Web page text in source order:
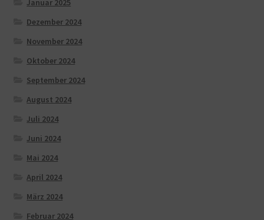
Januar 2025
Dezember 2024
November 2024
Oktober 2024
September 2024
August 2024
Juli 2024
Juni 2024
Mai 2024
April 2024
März 2024
Februar 2024